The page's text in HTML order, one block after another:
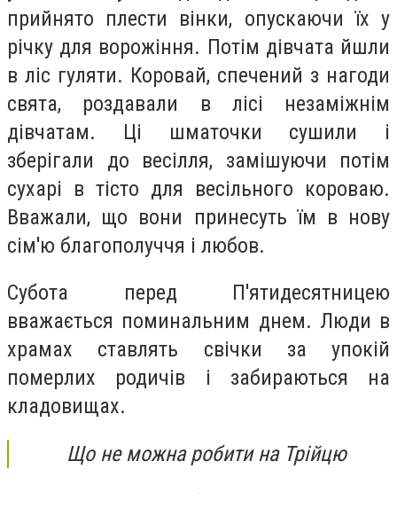
прийнято плести вінки, опускаючи їх у
річку для ворожіння. Потім дівчата йшли
в ліс гуляти. Коровай, спечений з нагоди
свята, роздавали в лісі незаміжнім
дівчатам. Ці шматочки сушили і
зберігали до весілля, замішуючи потім
сухарі в тісто для весільного короваю.
Вважали, що вони принесуть їм в нову
сім'ю благополуччя і любов.
Субота перед П'ятидесятницею
вважається поминальним днем. Люди в
храмах ставлять свічки за упокій
померлих родичів і забираються на
кладовищах.
Що не можна робити на Трійцю